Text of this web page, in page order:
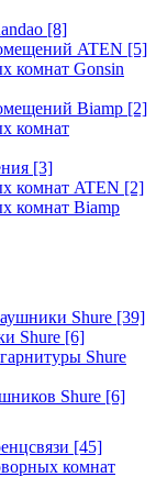
[8]
ATEN [5]
комнат Gonsin
Biamp [2]
комнат
[3]
комнат ATEN [2]
комнат Biamp
Shure [39]
Shure [6]
Shure
Shure [6]
[45]
комнат